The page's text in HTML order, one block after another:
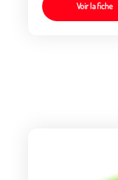
Voir la fiche